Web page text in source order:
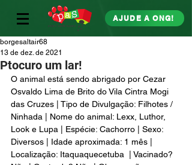
AJUDE A ONG!
Ptocuro um lar!
borgesaltair68
13 de dez. de 2021
O animal está sendo abrigado por Cezar
Osvaldo Lima de Brito do Vila Cintra Mogi
das Cruzes | Tipo de Divulgação: Filhotes /
Ninhada | Nome do animal: Lexx, Luthor,
Look e Lupa | Espécie: Cachorro | Sexo:
Diversos | Idade aproximada: 1 mês |
Localização: Itaquaquecetuba  | Vacinado?